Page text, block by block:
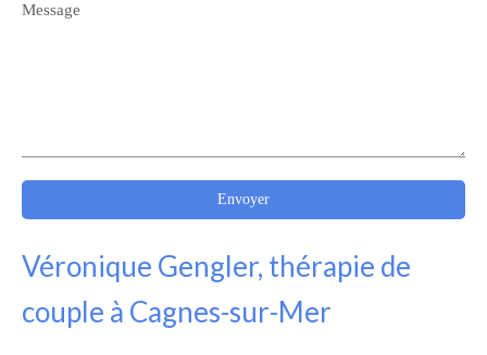
Message
Envoyer
Véronique Gengler, thérapie de
couple à Cagnes-sur-Mer